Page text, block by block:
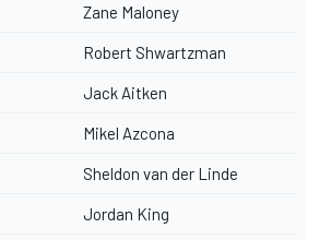
Zane Maloney
Robert Shwartzman
Jack Aitken
Mikel Azcona
Sheldon van der Linde
Jordan King